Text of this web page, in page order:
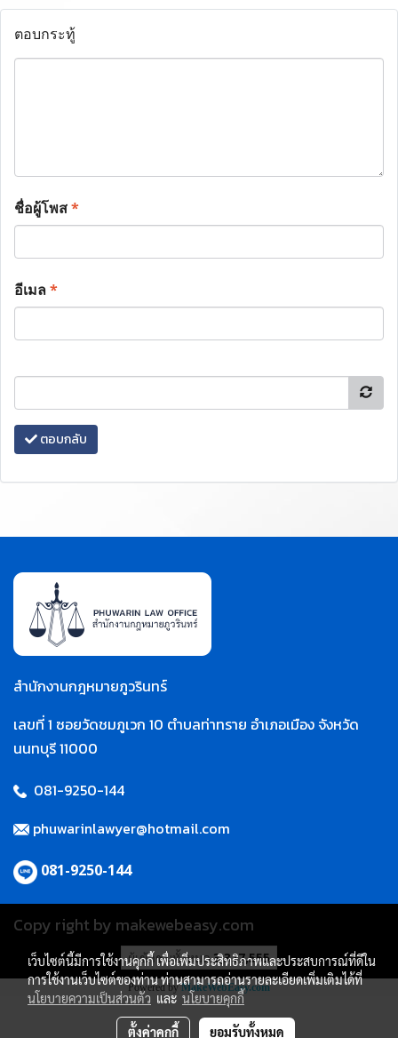
ตอบกระทู้
ชื่อผู้โพส*
อีเมล*
ตอบกลับ
สำนักงานกฎหมายภูวรินทร์
เลขที่ 1 ซอยวัดชมภูเวก 10 ตำบลท่าทราย อำเภอเมือง จังหวัด
นนทบุรี 11000
081-9250-144
phuwarinlawyer@hotmail.com
081-9250-144
Copy right by makewebeasy.com
ผู้เข้าชมทั้งหมด 3,317,555
Powered byMakeWebEasy.com
เว็บไซต์นี้มีการใช้งานคุกกี้ เพื่อเพิ่มประสิทธิภาพและประสบการณ์ที่ดีใน
การใช้งานเว็บไซต์ของท่าน ท่านสามารถอ่านรายละเอียดเพิ่มเติมได้ที่
นโยบายความเป็นส่วนตัว และ นโยบายคุกกี้
ตั้งค่าคุกกี้ ยอมรับทั้งหมด